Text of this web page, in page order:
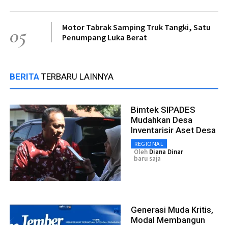
05
Motor Tabrak Samping Truk Tangki, Satu
Penumpang Luka Berat
BERITA TERBARU LAINNYA
Bimtek SIPADES
Mudahkan Desa
Inventarisir Aset Desa
REGIONAL
Oleh Diana Dinar
baru saja
Generasi Muda Kritis,
Modal Membangun